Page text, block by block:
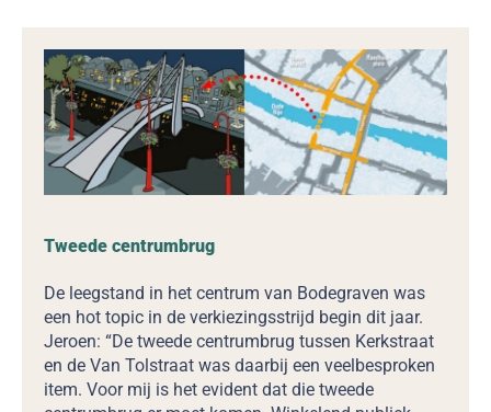
Tweede centrumbrug
De leegstand in het centrum van Bodegraven was
een hot topic in de verkiezingsstrijd begin dit jaar.
Jeroen: “De tweede centrumbrug tussen Kerkstraat
en de Van Tolstraat was daarbij een veelbesproken
item. Voor mij is het evident dat die tweede